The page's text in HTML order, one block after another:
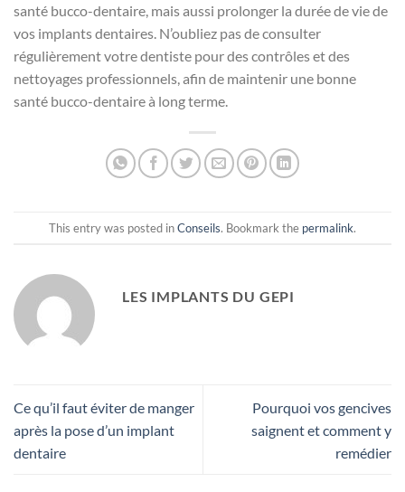
santé bucco-dentaire, mais aussi prolonger la durée de vie de
vos implants dentaires. N’oubliez pas de consulter
régulièrement votre dentiste pour des contrôles et des
nettoyages professionnels, afin de maintenir une bonne
santé bucco-dentaire à long terme.
This entry was posted inConseils. Bookmark the permalink.
LES IMPLANTS DU GEPI
Ce qu’il faut éviter de manger
après la pose d’un implant
dentaire
Pourquoi vos gencives
saignent et comment y
remédier